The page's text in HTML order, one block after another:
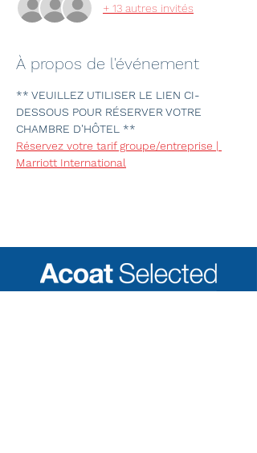
+ 13 autres invités
À propos de l'événement
** VEUILLEZ UTILISER LE LIEN CI-
DESSOUS POUR RÉSERVER VOTRE
CHAMBRE D'HÔTEL **
Réservez votre tarif groupe/entreprise |
Marriott International